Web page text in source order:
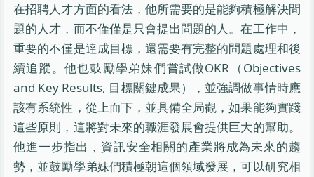
在招聘人才方面的看法，他所需要的是能夠積極解決問
題的人才，而不僅僅是只會提出問題的人。在工作中，
重要的不僅是達成目標，還需要有完整的問題處理和後
續追蹤。他也鼓勵學弟妹們嘗試做OKR（Objectives
and Key Results, 目標關鍵成果），並強調做事情時應
該有系統性，從上而下，並具備全局觀，如果能夠實踐
這些原則，這將對未來的職涯發展會提供巨大的幫助。
他進一步指出，資訊安全相關的產業將成為未來的趨
勢，並鼓勵學弟妹們積極朝這個領域發展，可以研究相